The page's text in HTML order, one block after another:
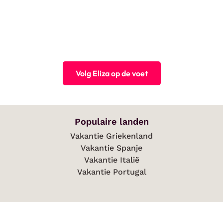
Volg Eliza op de voet
Populaire landen
Vakantie Griekenland
Vakantie Spanje
Vakantie Italië
Vakantie Portugal